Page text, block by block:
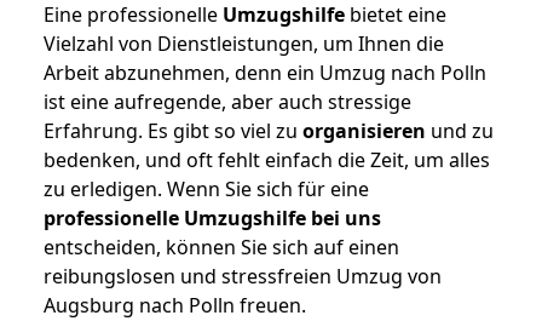
Eine professionelle Umzugshilfe bietet eine
Vielzahl von Dienstleistungen, um Ihnen die
Arbeit abzunehmen, denn ein Umzug nach Polln
ist eine aufregende, aber auch stressige
Erfahrung. Es gibt so viel zu organisieren und zu
bedenken, und oft fehlt einfach die Zeit, um alles
zu erledigen. Wenn Sie sich für eine
professionelle Umzugshilfe bei uns
entscheiden, können Sie sich auf einen
reibungslosen und stressfreien Umzug von
Augsburg nach Polln freuen.